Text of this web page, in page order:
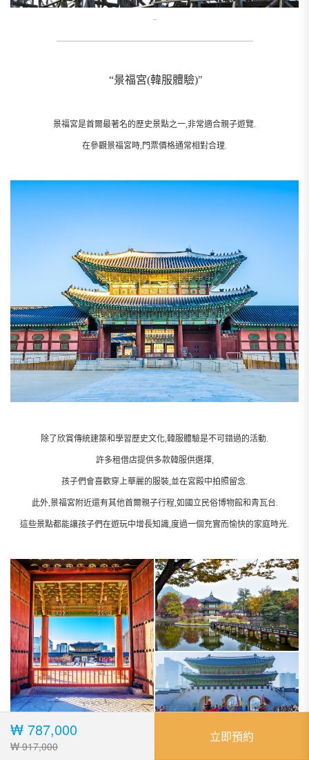
₩ 787,000
₩ 917,000
立即預約
“景福宮(韓服體驗)"
景福宮是首爾最著名的歷史景點之一,非常適合親子遊覽.
在參觀景福宮時,門票價格通常相對合理.
除了欣賞傳統建築和學習歷史文化,韓服體驗是不可錯過的活動.
許多租借店提供多款韓服供選擇,
孩子們會喜歡穿上華麗的服裝,並在宮殿中拍照留念.
此外,景福宮附近還有其他首爾親子行程,如國立民俗博物館和青瓦台.
這些景點都能讓孩子們在遊玩中增長知識,度過一個充實而愉快的家庭時光.